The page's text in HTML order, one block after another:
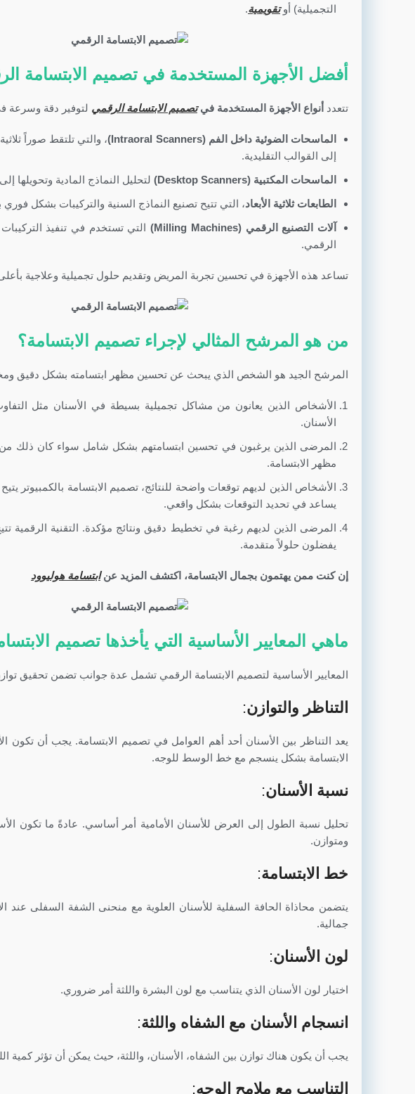
التجميلية) أوتقويمية.
أفضل الأجهزة المستخدمة في تصميم الابتسامة
تتعدد أنواع الأجهزة المستخدمة فيتصميم الابتسامة الرقمي لتوفير دقة وسرعة
الماسحات الضوئية داخل الفم (Intraoral Scanners)
، والتي تلتقط صوراً
إلى القوالب التقليدية.
الماسحات المكتبية (Desktop Scanners)
لتحليل النماذج المادية وتحويلها
الطابعات ثلاثية الأبعاد، التي تتيح تصنيع النماذج السنية والتركيبات بشكل
آلات التصنيع الرقمي (Milling Machines)
التي تستخدم في تنفيذ التركيبات
الرقمي.
تساعد هذه الأجهزة في تحسين تجربة المريض وتقديم حلول تجميلية وعلاجية
من هو المرشح المثالي لإجراء تصميم الابتسامة؟
المرشح الجيد هو الشخص الذي يبحث عن تحسين مظهر ابتسامته بشكل دقيق
الأشخاص الذين يعانون من مشاكل تجميلية بسيطة في الأسنان مثل
الأسنان.
المرضى الذين يرغبون في تحسين ابتسامتهم بشكل شامل سواء كان ذلك من
مظهر الابتسامة.
الأشخاص الذين لديهم توقعات واضحة للنتائج، تصميم الابتسامة بالكمبيوتر
يساعد في تحديد التوقعات بشكل واقعي.
المرضى الذين لديهم رغبة في تخطيط دقيق ونتائج مؤكدة. التقنية الرقمية
يفضلون حلولاً متقدمة.
إن كنت ممن يهتمون بجمال الابتسامة، اكتشف المزيد عنابتسامة هوليوود
ماهي المعايير الأساسية التي يأخذها تصميم
المعايير الأساسية لتصميم الابتسامة الرقمي تشمل عدة جوانب تضمن تحقيق
التناظر والتوازن:
يعد التناظر بين الأسنان أحد أهم العوامل في تصميم الابتسامة. يجب أن تكون
الابتسامة بشكل ينسجم مع خط الوسط للوجه.
نسبة الأسنان:
تحليل نسبة الطول إلى العرض للأسنان الأمامية أمر أساسي. عادةً ما تكون
ومتوازن.
خط الابتسامة:
يتضمن محاذاة الحافة السفلية للأسنان العلوية مع منحنى الشفة السفلى
جمالية.
لون الأسنان:
اختيار لون الأسنان الذي يتناسب مع لون البشرة واللثة أمر ضروري.
انسجام الأسنان مع الشفاه واللثة:
يجب أن يكون هناك توازن بين الشفاه، الأسنان، واللثة، حيث يمكن أن تؤثر كمية
التناسب مع ملامح الوجه: